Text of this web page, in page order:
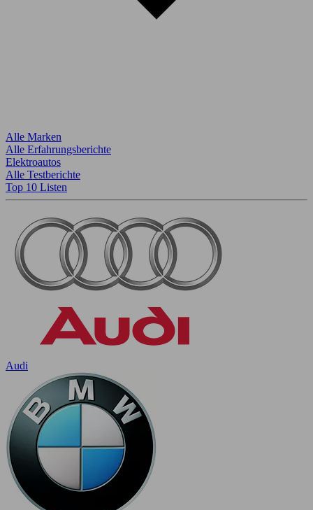
Alle Marken
Alle Erfahrungsberichte
Elektroautos
Alle Testberichte
Top 10 Listen
Audi